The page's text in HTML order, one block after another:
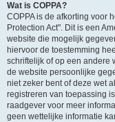
Wat is COPPA?
COPPA is de afkorting voor
Protection Act". Dit is een
website die mogelijk
hiervoor de toestemming
schriftelijk of op een andere
de website persoonlijke
niet zeker bent of deze wet
registreren van toepassing
raadgever voor meer
geen wettelijke informatie